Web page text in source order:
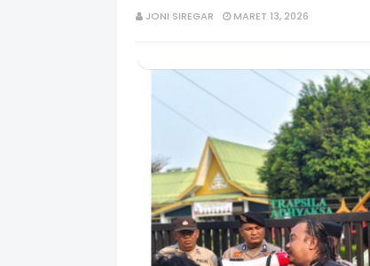
JONI SIREGAR MARET 13, 2026